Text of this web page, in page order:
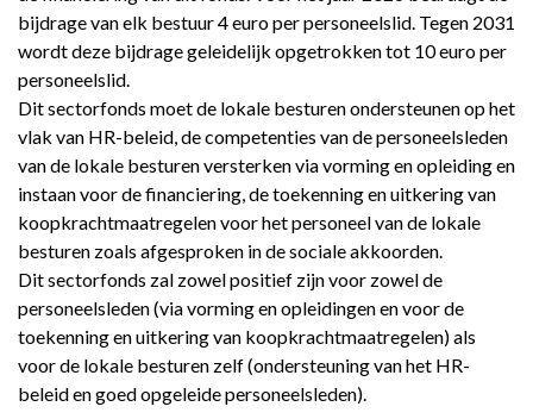
bijdrage van elk bestuur 4 euro per personeelslid. Tegen 2031
wordt deze bijdrage geleidelijk opgetrokken tot 10 euro per
personeelslid.
Dit sectorfonds moet de lokale besturen ondersteunen op het
vlak van HR-beleid, de competenties van de personeelsleden
van de lokale besturen versterken via vorming en opleiding en
instaan voor de financiering, de toekenning en uitkering van
koopkrachtmaatregelen voor het personeel van de lokale
besturen zoals afgesproken in de sociale akkoorden.
Dit sectorfonds zal zowel positief zijn voor zowel de
personeelsleden (via vorming en opleidingen en voor de
toekenning en uitkering van koopkrachtmaatregelen) als
voor de lokale besturen zelf (ondersteuning van het HR-
beleid en goed opgeleide personeelsleden).